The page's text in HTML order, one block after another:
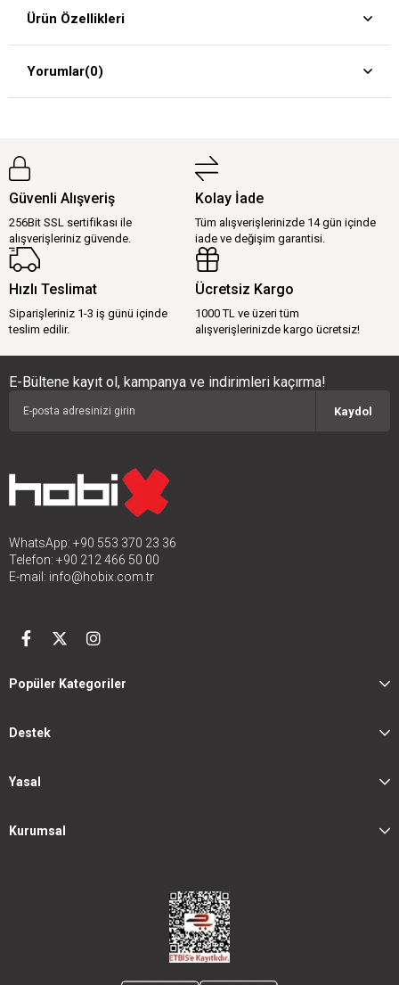
Ürün Özellikleri
Yorumlar(0)
Güvenli Alışveriş
256Bit SSL sertifikası ile
alışverişleriniz güvende.
Kolay İade
Tüm alışverişlerinizde 14 gün içinde
iade ve değişim garantisi.
Hızlı Teslimat
Siparişleriniz 1-3 iş günü içinde
teslim edilir.
Ücretsiz Kargo
1000 TL ve üzeri tüm
alışverişlerinizde kargo ücretsiz!
E-Bültene kayıt ol, kampanya ve indirimleri kaçırma!
Kaydol
WhatsApp: +90 553 370 23 36
Telefon: +90 212 466 50 00
E-mail: info@hobix.com.tr
Popüler Kategoriler
Destek
Yasal
Kurumsal